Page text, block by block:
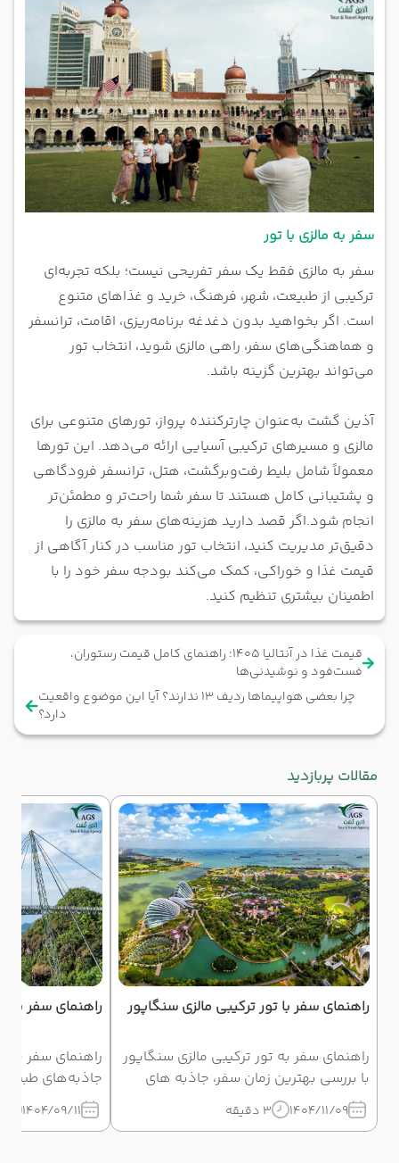
سفر به مالزی با تور
سفر به مالزی فقط یک سفر تفریحی نیست؛ بلکه تجربه‌ای
ترکیبی از طبیعت، شهر، فرهنگ، خرید و غذاهای متنوع
است. اگر بخواهید بدون دغدغه برنامه‌ریزی، اقامت، ترانسفر
و هماهنگی‌های سفر، راهی مالزی شوید، انتخاب تور
می‌تواند بهترین گزینه باشد.
آذین گشت به‌عنوان چارترکننده پرواز، تورهای متنوعی برای
مالزی و مسیرهای ترکیبی آسیایی ارائه می‌دهد. این تورها
معمولاً شامل بلیط رفت‌وبرگشت، هتل، ترانسفر فرودگاهی
و پشتیبانی کامل هستند تا سفر شما راحت‌تر و مطمئن‌تر
انجام شود.اگر قصد دارید هزینه‌های سفر به مالزی را
دقیق‌تر مدیریت کنید، انتخاب تور مناسب در کنار آگاهی از
قیمت غذا و خوراکی، کمک می‌کند بودجه سفر خود را با
اطمینان بیشتری تنظیم کنید.
قیمت غذا در آنتالیا 1405؛ راهنمای کامل قیمت رستوران،
فست‌فود و نوشیدنی‌ها
چرا بعضی هواپیماها ردیف ۱۳ ندارند؟ آیا این موضوع واقعیت
دارد؟
مقالات پربازدید
راهنمای سفر با تور ترکیبی مالزی سنگاپور
راهنمای سفر به تور ترکیبی مالزی سنگاپور
با بررسی بهترین زمان سفر، جاذبه های
گردشگری هر دو مسیر و نکات مهم برنامه
ریزی سفر
1404/11/09 3 دقیقه
راهنمای سفر به
راهنمای سفر به
جاذبه‌های
رستوران‌ها و
1404/09/11